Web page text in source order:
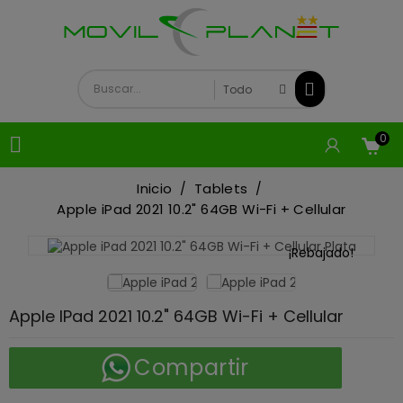
 0
Inicio
Tablets
Apple iPad 2021 10.2" 64GB Wi-Fi + Cellular
¡Rebajado!
Apple IPad 2021 10.2" 64GB Wi-Fi + Cellular
Compartir